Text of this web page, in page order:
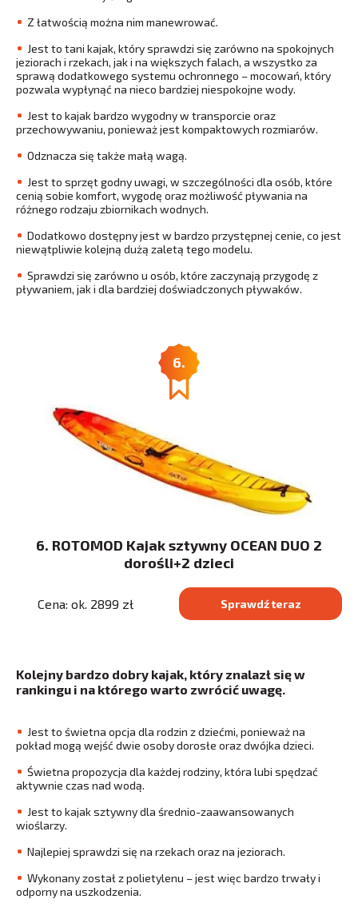
Z łatwością można nim manewrować.
Jest to tani kajak, który sprawdzi się zarówno na spokojnych
jeziorach i rzekach, jak i na większych falach, a wszystko za
sprawą dodatkowego systemu ochronnego – mocowań, który
pozwala wypłynąć na nieco bardziej niespokojne wody.
Jest to kajak bardzo wygodny w transporcie oraz
przechowywaniu, ponieważ jest kompaktowych rozmiarów.
Odznacza się także małą wagą.
Jest to sprzęt godny uwagi, w szczególności dla osób, które
cenią sobie komfort, wygodę oraz możliwość pływania na
różnego rodzaju zbiornikach wodnych.
Dodatkowo dostępny jest w bardzo przystępnej cenie, co jest
niewątpliwie kolejną dużą zaletą tego modelu.
Sprawdzi się zarówno u osób, które zaczynają przygodę z
pływaniem, jak i dla bardziej doświadczonych pływaków.
6.
6. ROTOMOD Kajak sztywny OCEAN DUO 2
dorośli+2 dzieci
Cena: ok. 2899 zł Sprawdź teraz
Kolejny bardzo dobry kajak, który znalazł się w
rankingu i na którego warto zwrócić uwagę.
Jest to świetna opcja dla rodzin z dziećmi, ponieważ na
pokład mogą wejść dwie osoby dorosłe oraz dwójka dzieci.
Świetna propozycja dla każdej rodziny, która lubi spędzać
aktywnie czas nad wodą.
Jest to kajak sztywny dla średnio-zaawansowanych
wioślarzy.
Najlepiej sprawdzi się na rzekach oraz na jeziorach.
Wykonany został z polietylenu – jest więc bardzo trwały i
odporny na uszkodzenia.